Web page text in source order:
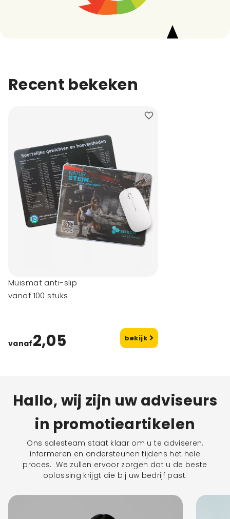
Recent bekeken
Muismat anti-slip
vanaf 100 stuks
vanaf2,05 bekijk
Hallo, wij zijn uw adviseurs
in promotieartikelen
Ons salesteam staat klaar om u te adviseren,
informeren en ondersteunen tijdens het hele
proces. We zullen ervoor zorgen dat u de beste
oplossing krijgt die bij uw bedrijf past.